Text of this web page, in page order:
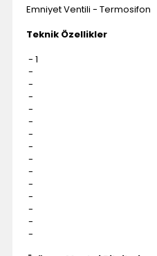
Emniyet Ventili - Termosifon
Teknik Özellikler
- 1
-
-
-
-
-
-
-
-
-
-
-
-
-
-